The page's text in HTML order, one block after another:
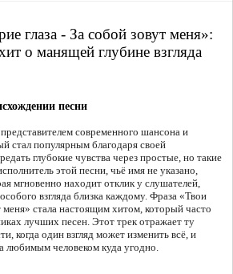
глаза - За собой зовут меня»:
о манящей глубине взгляда
песни
современного шансона и
стал популярным благодаря своей
глубокие чувства через простые, но такие
этой песни, чьё имя не указано,
мгновенно находит отклик у слушателей,
взгляда близка каждому. Фраза «Твои
меня» стала настоящим хитом, который часто
лучших песен. Этот трек отражает ту
когда один взгляд может изменить всё, и
любимым человеком куда угодно.